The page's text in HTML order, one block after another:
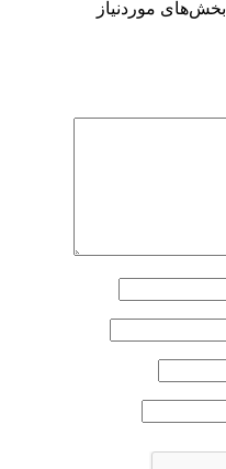
بخش‌های موردنیاز